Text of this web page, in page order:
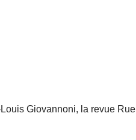
Giovannoni, la revue Rue